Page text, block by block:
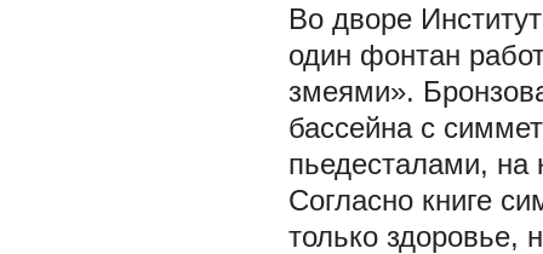
Во дворе
один фонтан
змеями».
бассейна с
пьедесталами, на
Согласно книге
только здоровье,